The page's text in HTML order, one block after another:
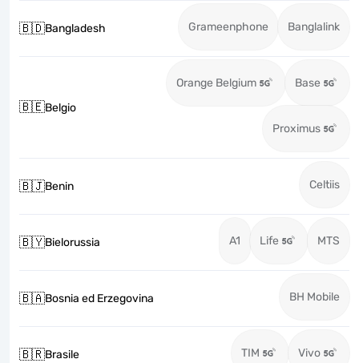
🇧🇩Bangladesh Grameenphone Banglalink
🇧🇪Belgio
Orange Belgium Base
Proximus
🇧🇯Benin Celtiis
🇧🇾Bielorussia A1 Life MTS
🇧🇦Bosnia ed Erzegovina BH Mobile
🇧🇷Brasile TIM Vivo